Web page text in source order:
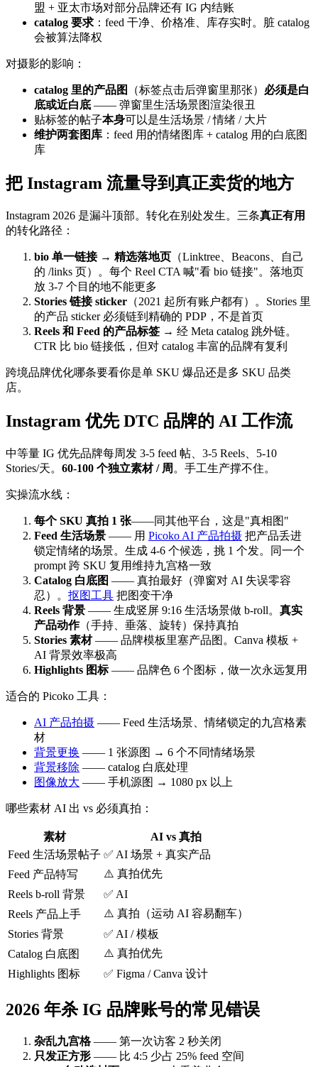
盟 + 亚太市场对部分品牌还有 IG 内结账
catalog 要求 ：feed 干净、价格准、库存实时。脏 catalog
会被算法降权
对摄影的影响：
catalog 里的产品图 （标签点击后弹窗里那张） 必须是白
底或近白底 —— 弹窗里生活场景图渲染很丑
贴标签的帖子本身可以是生活场景 / 情绪 / 大片
维护两套图库 ：feed 用的情绪图库 + catalog 用的白底图
库
把 Instagram 流量导到真正卖货的地方
Instagram 2026 是漏斗顶部。转化在别处发生。三条真正有用
的转化路径：
bio 单一链接 → 精选落地页 （Linktree、Beacons、自己
的 /links 页）。每个 Reel CTA 喊"看 bio 链接"。落地页
放 3-7 个目的地不能更多
Stories 链接 sticker （2021 起所有账户都有）。Stories 里
的产品 sticker 必须链到精确的 PDP，不是首页
Reels 和 Feed 的产品标签 → 经 Meta catalog 跳外链。
CTR 比 bio 链接低，但对 catalog 丰富的品牌有复利
跨境品牌优化哪条要看你是单 SKU 爆品还是多 SKU 品类
店。
Instagram 优先 DTC 品牌的 AI 工作流
中等量 IG 优先品牌每周发 3-5 feed 帖、3-5 Reels、5-10
Stories/天。 60-100 个独立素材 / 周 。手工生产撑不住。
实操流水线：
每个 SKU 真拍 1 张——同其他平台，这是"真相图"
Feed 生活场景 —— 用 Picoko AI 产品拍摄 把产品丢进
锁定情绪的场景。生成 4-6 个候选，挑 1 个发。同一个
prompt 跨 SKU 复用维持九宫格一致
Catalog 白底图 —— 真拍最好（弹窗对 AI 失误零容
忍）。 抠图工具 把图变干净
Reels 背景 —— 生成竖屏 9:16 生活场景做 b-roll。 真实
产品动作（手持、垂落、旋转）保持真拍
Stories 素材—— 品牌模板里塞产品图。Canva 模板 +
AI 背景效率极高
Highlights 图标—— 品牌色 6 个图标，做一次永远复用
适合的 Picoko 工具：
AI 产品拍摄 —— Feed 生活场景、情绪锁定的九宫格素
材
背景更换 —— 1 张源图 → 6 个不同情绪场景
背景移除 —— catalog 白底处理
图像放大 —— 手机源图 → 1080 px 以上
哪些素材 AI 出 vs 必须真拍：
素材
AI vs 真拍
Feed 生活场景帖子 ✅ AI 场景 + 真实产品
Feed 产品特写
⚠️ 真拍优先
Reels b-roll 背景
✅ AI
Reels 产品上手
⚠️ 真拍（运动 AI 容易翻车）
Stories 背景
✅ AI / 模板
Catalog 白底图
⚠️ 真拍优先
Highlights 图标
✅ Figma / Canva 设计
2026 年杀 IG 品牌账号的常见错误
杂乱九宫格—— 第一次访客 2 秒关闭
只发正方形 —— 比 4:5 少占 25% feed 空间